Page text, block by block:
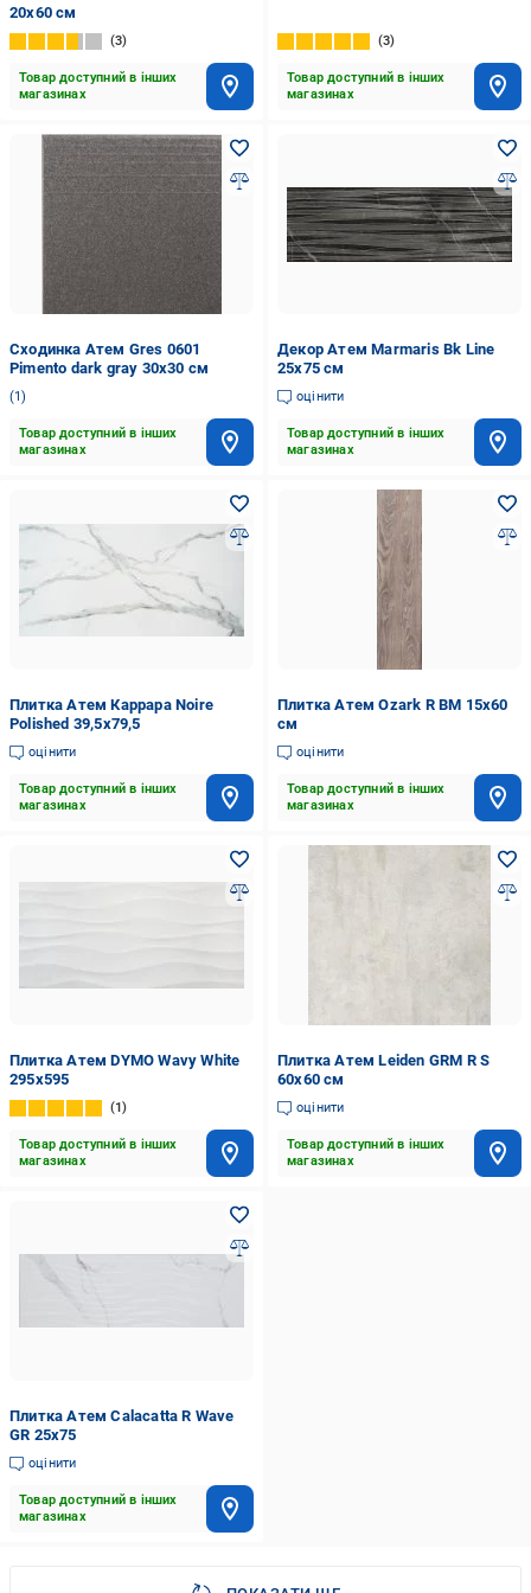
20x60 см
3
Товар доступний в інших
магазинах
3
Товар доступний в інших
магазинах
Сходинка Атем Gres 0601
Pimento dark gray 30x30 см
1
Товар доступний в інших
магазинах
Декор Атем Marmaris Bk Line
25х75 см
оцінити
Товар доступний в інших
магазинах
Плитка Атем Каррара Noire
Polished 39,5х79,5
оцінити
Товар доступний в інших
магазинах
Плитка Атем Ozark R BM 15x60
см
оцінити
Товар доступний в інших
магазинах
Плитка Атем DYMO Wavy White
295x595
1
Товар доступний в інших
магазинах
Плитка Атем Leiden GRM R S
60x60 см
оцінити
Товар доступний в інших
магазинах
Плитка Атем Calacatta R Wave
GR 25x75
оцінити
Товар доступний в інших
магазинах